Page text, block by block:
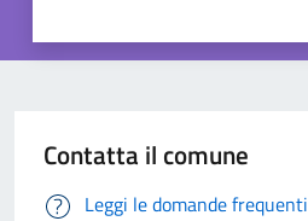
Contatta il comune
Leggi le domande frequenti